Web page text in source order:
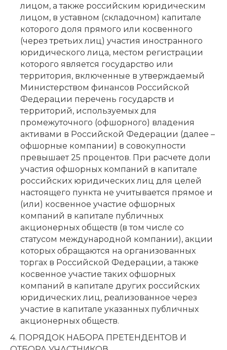
лицом, а также российским юридическим
лицом, в уставном (складочном) капитале
которого доля прямого или косвенного
(через третьих лиц) участия иностранного
юридического лица, местом регистрации
которого является государство или
территория, включенные в утверждаемый
Министерством финансов Российской
Федерации перечень государств и
территорий, используемых для
промежуточного (офшорного) владения
активами в Российской Федерации (далее –
офшорные компании) в совокупности
превышает 25 процентов. При расчете доли
участия офшорных компаний в капитале
российских юридических лиц для целей
настоящего пункта не учитывается прямое и
(или) косвенное участие офшорных
компаний в капитале публичных
акционерных обществ (в том числе со
статусом международной компании), акции
которых обращаются на организованных
торгах в Российской Федерации, а также
косвенное участие таких офшорных
компаний в капитале других российских
юридических лиц, реализованное через
участие в капитале указанных публичных
акционерных обществ.
4. ПОРЯДОК НАБОРА ПРЕТЕНДЕНТОВ И